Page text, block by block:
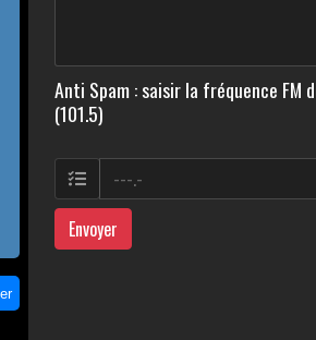
Anti Spam : saisir la fréquence FM
(101.5)
Envoyer